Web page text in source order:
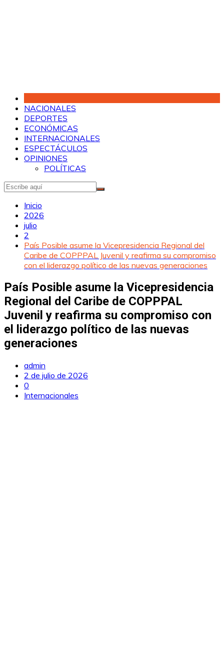
NACIONALES
DEPORTES
ECONÓMICAS
INTERNACIONALES
ESPECTÁCULOS
OPINIONES
POLÍTICAS
Inicio
2026
julio
2
País Posible asume la Vicepresidencia Regional del
Caribe de COPPPAL Juvenil y reafirma su compromiso
con el liderazgo político de las nuevas generaciones
País Posible asume la Vicepresidencia
Regional del Caribe de COPPPAL
Juvenil y reafirma su compromiso con
el liderazgo político de las nuevas
generaciones
admin
2 de julio de 2026
0
Internacionales